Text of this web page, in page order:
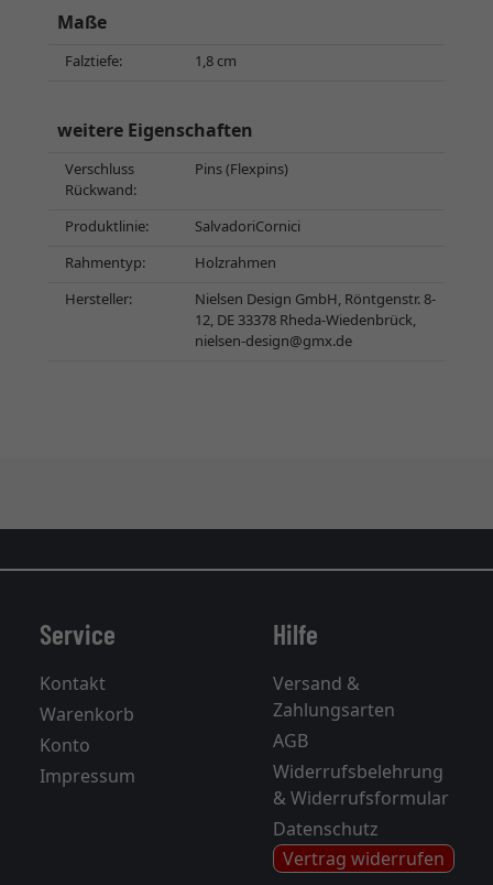
Maße
Falztiefe: 1,8 cm
weitere Eigenschaften
Verschluss
Rückwand:
Pins (Flexpins)
Produktlinie:
SalvadoriCornici
Rahmentyp:
Holzrahmen
Hersteller:
Nielsen Design GmbH, Röntgenstr. 8-
12, DE 33378 Rheda-Wiedenbrück,
nielsen-design@gmx.de
Service
Kontakt
Warenkorb
Konto
Impressum
Hilfe
Versand &
Zahlungsarten
AGB
Widerrufsbelehrung
& Widerrufsformular
Datenschutz
Vertrag widerrufen